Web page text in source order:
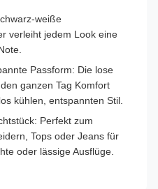
weiße
verleiht jedem Look eine
Passform: Die lose
ganzen Tag Komfort
kühlen, entspannten Stil.
Perfekt zum
Tops oder Jeans für
oder lässige Ausflüge.